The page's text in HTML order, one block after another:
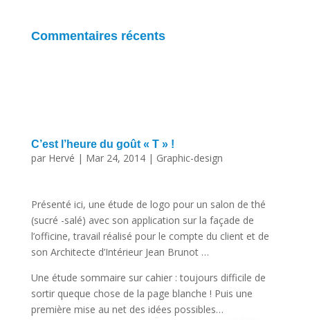
Commentaires récents
C’est l’heure du goût « T » !
par Hervé | Mar 24, 2014| Graphic-design
Présenté ici, une étude de logo pour un salon de thé
(sucré -salé) avec son application sur la façade de
l’officine, travail réalisé pour le compte du client et de
son Architecte d’Intérieur Jean Brunot …
Une étude sommaire sur cahier : toujours difficile de
sortir queque chose de la page blanche ! Puis une
première mise au net des idées possibles…